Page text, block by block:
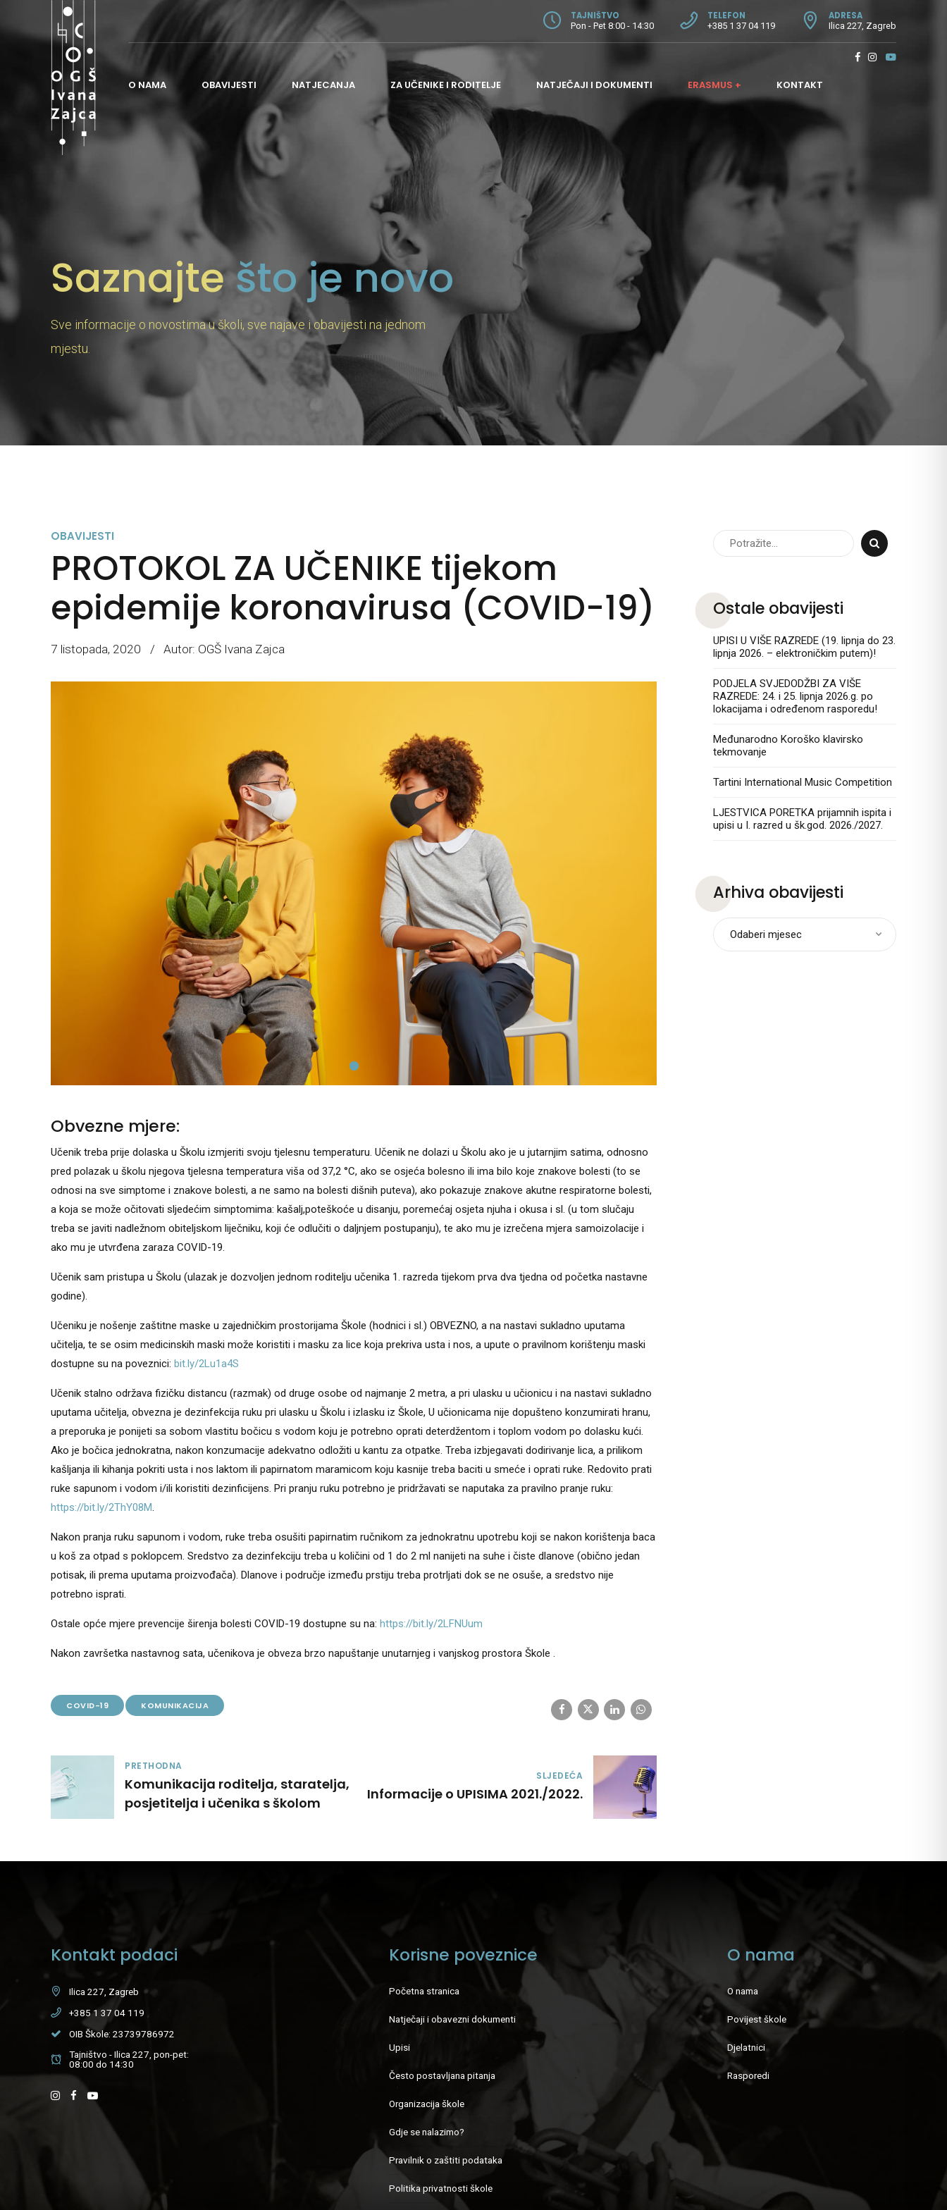
TAJNIŠTVO
Pon - Pet 8:00 - 14:30
TELEFON
+385 1 37 04 119
ADRESA
Ilica 227, Zagreb
O NAMA
ORGANIZACIJA ŠKOLE
ČESTO POSTAVLJANA PITANJA
ŠKOLSKI ODBOR
ODJEL ZA GITARU
ODJEL ZA GUDAČE
ODJEL ZA HARMONIKU I PUHAČE
ODJEL ZA KLAVIR
ODJEL ZA TEORIJSKE PREDMETE
ADMINISTRATIVNI I POMOĆNI POSLOVI
OBAVIJESTI NATJECANJA ZA UČENIKE I RODITELJE NATJEČAJI I DOKUMENTI ERASMUS + KONTAKT
Saznajtešto je novo
Sve informacije o novostima u školi, sve najave i obavijesti na jednom
mjestu.
OBAVIJESTI
PROTOKOL ZA UČENIKE tijekom
epidemije koronavirusa (COVID-19)
7 listopada, 2020 Autor: OGŠ Ivana Zajca
Obvezne mjere:
Učenik treba prije dolaska u Školu izmjeriti svoju tjelesnu temperaturu. Učenik ne dolazi u Školu ako je u jutarnjim satima, odnosno
pred polazak u školu njegova tjelesna temperatura viša od 37,2 °C, ako se osjeća bolesno ili ima bilo koje znakove bolesti (to se
odnosi na sve simptome i znakove bolesti, a ne samo na bolesti dišnih puteva), ako pokazuje znakove akutne respiratorne bolesti,
a koja se može očitovati sljedećim simptomima: kašalj,poteškoće u disanju, poremećaj osjeta njuha i okusa i sl. (u tom slučaju
treba se javiti nadležnom obiteljskom liječniku, koji će odlučiti o daljnjem postupanju), te ako mu je izrečena mjera samoizolacije i
ako mu je utvrđena zaraza COVID-19.
Učenik sam pristupa u Školu (ulazak je dozvoljen jednom roditelju učenika 1. razreda tijekom prva dva tjedna od početka nastavne
godine).
Učeniku je nošenje zaštitne maske u zajedničkim prostorijama Škole (hodnici i sl.) OBVEZNO, a na nastavi sukladno uputama
učitelja, te se osim medicinskih maski može koristiti i masku za lice koja prekriva usta i nos, a upute o pravilnom korištenju maski
dostupne su na poveznici: bit.ly/2Lu1a4S
Učenik stalno održava fizičku distancu (razmak) od druge osobe od najmanje 2 metra, a pri ulasku u učionicu i na nastavi sukladno
uputama učitelja, obvezna je dezinfekcija ruku pri ulasku u Školu i izlasku iz Škole, U učionicama nije dopušteno konzumirati hranu,
a preporuka je ponijeti sa sobom vlastitu bočicu s vodom koju je potrebno oprati deterdžentom i toplom vodom po dolasku kući.
Ako je bočica jednokratna, nakon konzumacije adekvatno odložiti u kantu za otpatke. Treba izbjegavati dodirivanje lica, a prilikom
kašljanja ili kihanja pokriti usta i nos laktom ili papirnatom maramicom koju kasnije treba baciti u smeće i oprati ruke. Redovito prati
ruke sapunom i vodom i/ili koristiti dezinficijens. Pri pranju ruku potrebno je pridržavati se naputaka za pravilno pranje ruku:
https://bit.ly/2ThY08M
Nakon pranja ruku sapunom i vodom, ruke treba osušiti papirnatim ručnikom za jednokratnu upotrebu koji se nakon korištenja baca
u koš za otpad s poklopcem. Sredstvo za dezinfekciju treba u količini od 1 do 2 ml nanijeti na suhe i čiste dlanove (obično jedan
potisak, ili prema uputama proizvođača). Dlanove i područje između prstiju treba protrljati dok se ne osuše, a sredstvo nije
potrebno isprati.
Ostale opće mjere prevencije širenja bolesti COVID-19 dostupne su na: https://bit.ly/2LFNUum
Nakon završetka nastavnog sata, učenikova je obveza brzo napuštanje unutarnjeg i vanjskog prostora Škole .
COVID-19 KOMUNIKACIJA
PRETHODNA
Komunikacija roditelja, staratelja,
posjetitelja i učenika s školom
SLJEDEĆA
Informacije o UPISIMA 2021./2022.
Ostale obavijesti
UPISI U VIŠE RAZREDE (19. lipnja do 23.
lipnja 2026. – elektroničkim putem)!
PODJELA SVJEDODŽBI ZA VIŠE
RAZREDE: 24. i 25. lipnja 2026.g. po
lokacijama i određenom rasporedu!
Međunarodno Koroško klavirsko
tekmovanje
Tartini International Music Competition
LJESTVICA PORETKA prijamnih ispita i
upisi u I. razred u šk.god. 2026./2027.
Arhiva obavijesti
Odaberi mjesec
Kontakt podaci
Ilica 227, Zagreb
+385 1 37 04 119
OIB Škole: 23739786972
Tajništvo - Ilica 227, pon-pet:
08:00 do 14:30
Korisne poveznice
Početna stranica
Natječaji i obavezni dokumenti
Upisi
Često postavljana pitanja
Organizacija škole
Gdje se nalazimo?
Pravilnik o zaštiti podataka
Politika privatnosti škole
O nama
O nama
Povijest škole
Djelatnici
Rasporedi